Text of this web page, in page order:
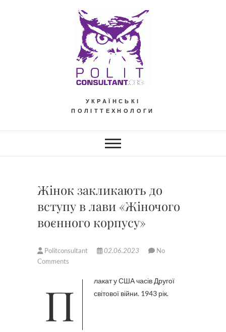
УКРАЇНСЬКІ
ПОЛІТТЕХНОЛОГИ
Жінок закликають до
вступу в лави «Жіночого
воєнного корпусу»
Politconsultant 02.06.2023
No
Comments
Плакат у США часів Другої світової війни. 1943 рік.